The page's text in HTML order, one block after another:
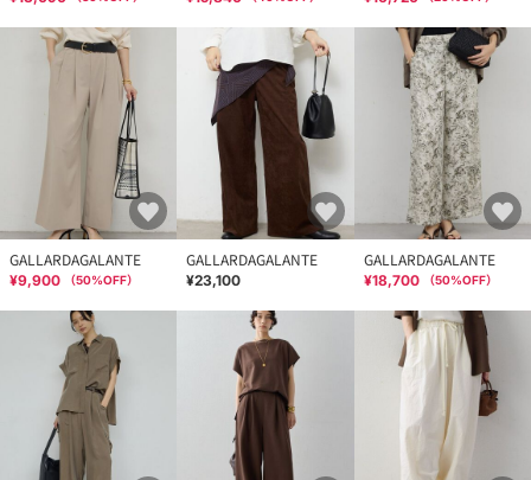
GALLARDAGALANTE
¥9,900 （50%OFF）
GALLARDAGALANTE
¥23,100
GALLARDAGALANTE
¥18,700 （50%OFF）